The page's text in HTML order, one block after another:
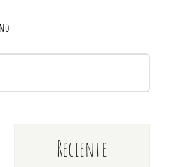
Reciente